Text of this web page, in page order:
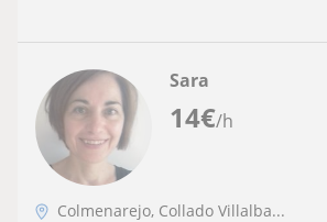
14€/h
Sara
Colmenarejo, Collado Villalba...